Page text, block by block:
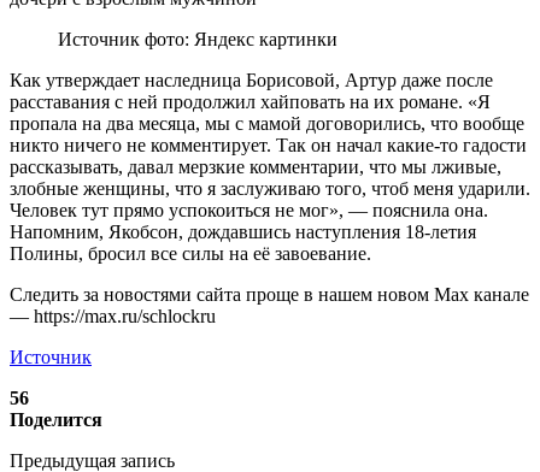
Источник фото: Яндекс картинки
Как утверждает наследница Борисовой, Артур даже после
расставания с ней продолжил хайповать на их романе. «Я
пропала на два месяца, мы с мамой договорились, что вообще
никто ничего не комментирует. Так он начал какие-то гадости
рассказывать, давал мерзкие комментарии, что мы лживые,
злобные женщины, что я заслуживаю того, чтоб меня ударили.
Человек тут прямо успокоиться не мог», — пояснила она.
Напомним, Якобсон, дождавшись наступления 18-летия
Полины, бросил все силы на её завоевание.
Следить за новостями сайта проще в нашем новом Max канале
— https://max.ru/schlockru
Источник
56
Поделится
Предыдущая запись